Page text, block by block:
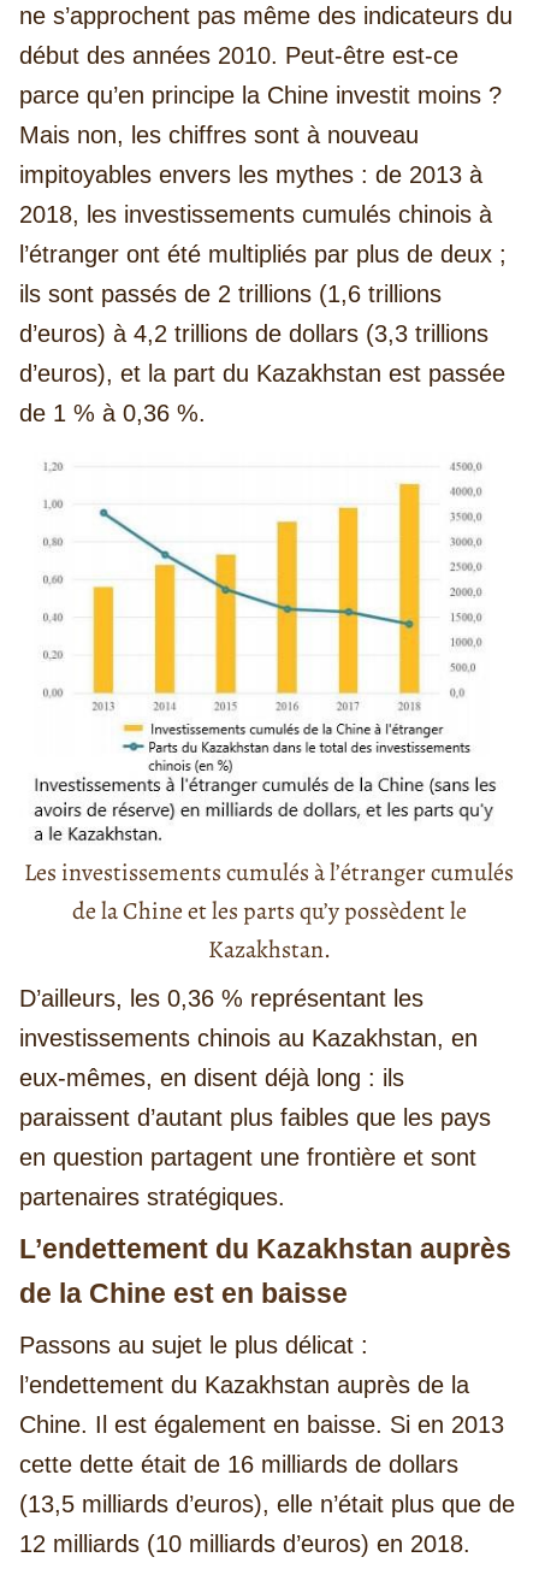
ne s’approchent pas même des indicateurs du
début des années 2010. Peut-être est-ce
parce qu’en principe la Chine investit moins ?
Mais non, les chiffres sont à nouveau
impitoyables envers les mythes : de 2013 à
2018, les investissements cumulés chinois à
l’étranger ont été multipliés par plus de deux ;
ils sont passés de 2 trillions (1,6 trillions
d’euros) à 4,2 trillions de dollars (3,3 trillions
d’euros), et la part du Kazakhstan est passée
de 1 % à 0,36 %.
Les investissements cumulés à l’étranger cumulés
de la Chine et les parts qu’y possèdent le
Kazakhstan.
D’ailleurs, les 0,36 % représentant les
investissements chinois au Kazakhstan, en
eux-mêmes, en disent déjà long : ils
paraissent d’autant plus faibles que les pays
en question partagent une frontière et sont
partenaires stratégiques.
L’endettement du Kazakhstan auprès
de la Chine est en baisse
Passons au sujet le plus délicat :
l’endettement du Kazakhstan auprès de la
Chine. Il est également en baisse. Si en 2013
cette dette était de 16 milliards de dollars
(13,5 milliards d’euros), elle n’était plus que de
12 milliards (10 milliards d’euros) en 2018.